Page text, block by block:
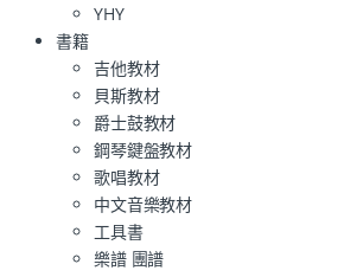
YHY
書籍
吉他教材
貝斯教材
爵士鼓教材
鋼琴鍵盤教材
歌唱教材
中文音樂教材
工具書
樂譜 團譜